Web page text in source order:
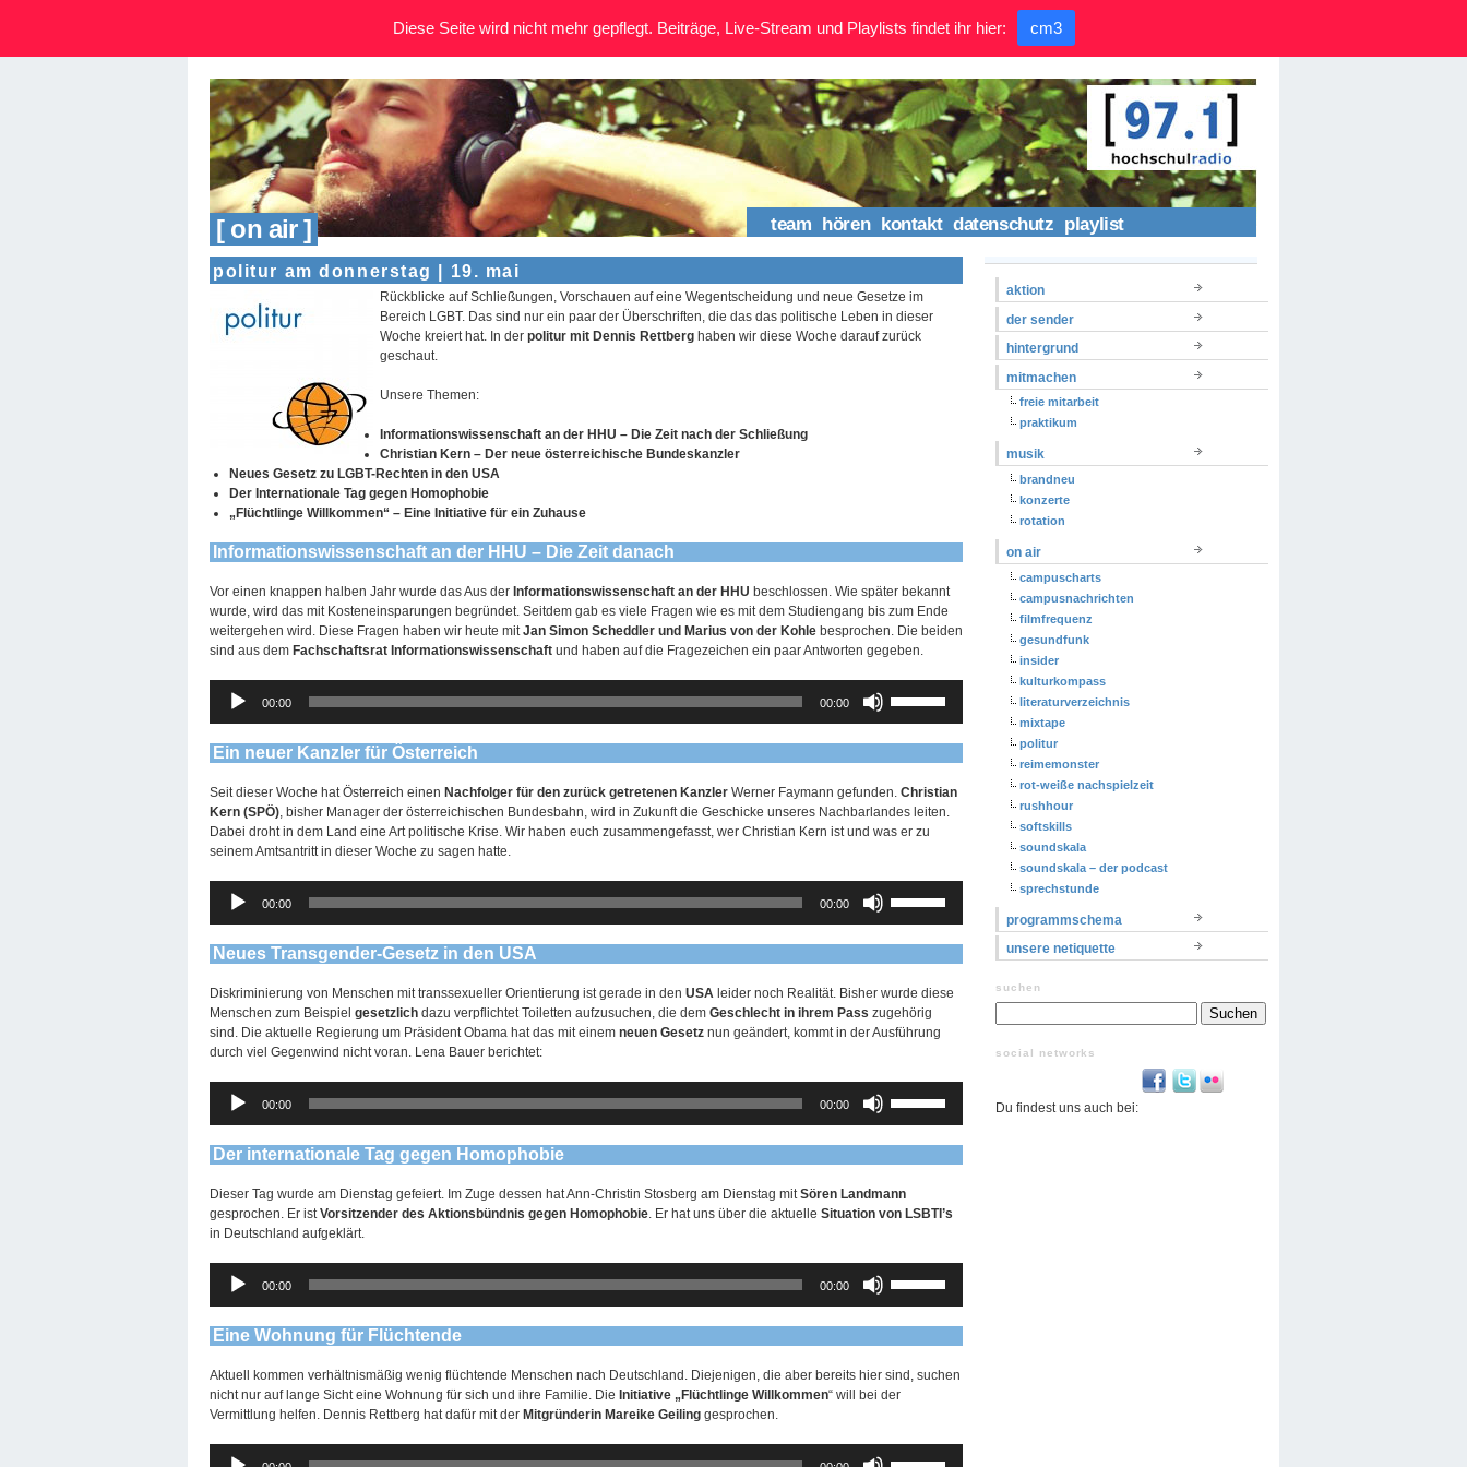
[ on air ] team hören kontakt datenschutz playlist
politur am donnerstag | 19. mai
Rückblicke auf Schließungen, Vorschauen auf eine Wegentscheidung und neue Gesetze im
Bereich LGBT. Das sind nur ein paar der Überschriften, die das das politische Leben in dieser
Woche kreiert hat. In der politur mit Dennis Rettberg haben wir diese Woche darauf zurück
geschaut.
Unsere Themen:
Informationswissenschaft an der HHU – Die Zeit nach der Schließung
Christian Kern – Der neue österreichische Bundeskanzler
Neues Gesetz zu LGBT-Rechten in den USA
Der Internationale Tag gegen Homophobie
„Flüchtlinge Willkommen“ – Eine Initiative für ein Zuhause
Informationswissenschaft an der HHU – Die Zeit danach
Vor einen knappen halben Jahr wurde das Aus der Informationswissenschaft an der HHU beschlossen. Wie später bekannt
wurde, wird das mit Kosteneinsparungen begründet. Seitdem gab es viele Fragen wie es mit dem Studiengang bis zum Ende
weitergehen wird. Diese Fragen haben wir heute mitJan Simon Scheddler und Marius von der Kohle besprochen. Die beiden
sind aus dem Fachschaftsrat Informationswissenschaft und haben auf die Fragezeichen ein paar Antworten gegeben.
Audio-
Player
00:00 00:00
Hoch/Runter
benutzen,
um
die
Lautstärke
zu
regeln.
Ein neuer Kanzler für Österreich
Seit dieser Woche hat Österreich einen Nachfolger für den zurück getretenen Kanzler Werner Faymann gefunden. Christian
Kern (SPÖ), bisher Manager der österreichischen Bundesbahn, wird in Zukunft die Geschicke unseres Nachbarlandes leiten.
Dabei droht in dem Land eine Art politische Krise. Wir haben euch zusammengefasst, wer Christian Kern ist und was er zu
seinem Amtsantritt in dieser Woche zu sagen hatte.
Audio-
Player
00:00 00:00
Hoch/Runter
benutzen,
um
die
Lautstärke
zu
regeln.
Neues Transgender-Gesetz in den USA
Diskriminierung von Menschen mit transsexueller Orientierung ist gerade in den USA leider noch Realität. Bisher wurde diese
Menschen zum Beispiel gesetzlich dazu verpflichtet Toiletten aufzusuchen, die dem Geschlecht in ihrem Pass zugehörig
sind. Die aktuelle Regierung um Präsident Obama hat das mit einem neuen Gesetz nun geändert, kommt in der Ausführung
durch viel Gegenwind nicht voran. Lena Bauer berichtet:
Audio-
Player
00:00 00:00
Hoch/Runter
benutzen,
um
die
Lautstärke
zu
Der internationale Tag gegen Homophobie
Dieser Tag wurde am Dienstag gefeiert. Im Zuge dessen hat Ann-Christin Stosberg am Dienstag mitSören Landmann
gesprochen. Er istVorsitzender des Aktionsbündnis gegen Homophobie. Er hat uns über die aktuelle Situation von LSBTI’s
in Deutschland aufgeklärt.
Audio-
Player
00:00 00:00
Hoch/Runter
benutzen,
um
die
Lautstärke
zu
Eine Wohnung für Flüchtende
Aktuell kommen verhältnismäßig wenig flüchtende Menschen nach Deutschland. Diejenigen, die aber bereits hier sind, suchen
nicht nur auf lange Sicht eine Wohnung für sich und ihre Familie. Die Initiative „Flüchtlinge Willkommen“ will bei der
Vermittlung helfen. Dennis Rettberg hat dafür mit der Mitgründerin Mareike Geiling gesprochen.
Audio-
aktion
der sender
hintergrund
mitmachen
freie mitarbeit
praktikum
musik
brandneu
konzerte
rotation
on air
campuscharts
campusnachrichten
filmfrequenz
gesundfunk
insider
kulturkompass
literaturverzeichnis
mixtape
politur
reimemonster
rot-weiße nachspielzeit
rushhour
softskills
soundskala
soundskala – der podcast
sprechstunde
programmschema
unsere netiquette
suchen
social networks
Du findest uns auch bei:
Diese Seite wird nicht mehr gepflegt. Beiträge, Live-Stream und Playlists findet ihr hier: cm3